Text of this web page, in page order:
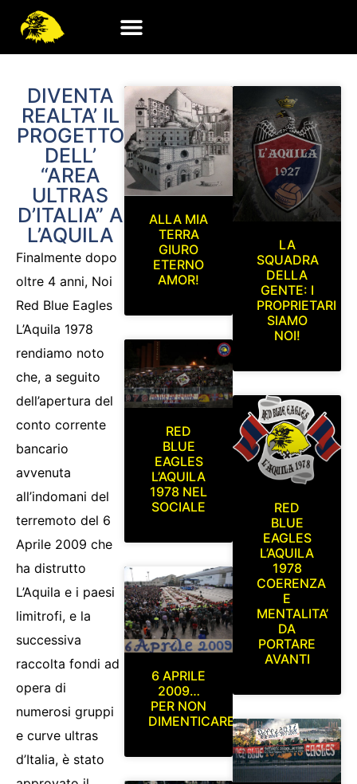
DIVENTA
REALTA’ IL
PROGETTO
DELL’
“AREA
ULTRAS
D’ITALIA” A
L’AQUILA
Finalmente dopo
oltre 4 anni, Noi
Red Blue Eagles
L’Aquila 1978
rendiamo noto
che, a seguito
dell’apertura del
conto corrente
bancario
avvenuta
all’indomani del
terremoto del 6
Aprile 2009 che
ha distrutto
L’Aquila e i paesi
limitrofi, e la
successiva
raccolta fondi ad
opera di
numerosi gruppi
e curve ultras
d’Italia, è stato
ALLA MIA
TERRA
GIURO
ETERNO
AMOR!
RED
BLUE
EAGLES
L’AQUILA
1978 NEL
SOCIALE
6 APRILE
2009…
PER NON
DIMENTICARE
LA
SQUADRA
DELLA
GENTE: I
PROPRIETARI
SIAMO
NOI!
RED
BLUE
EAGLES
L’AQUILA
1978
COERENZA
E
MENTALITA’
DA
PORTARE
AVANTI